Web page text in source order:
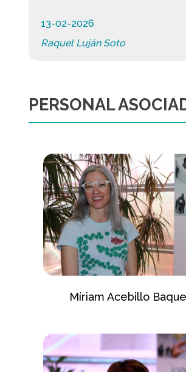
13-02-2026
Raquel Luján Soto
PERSONAL
Míriam Acebillo Baque